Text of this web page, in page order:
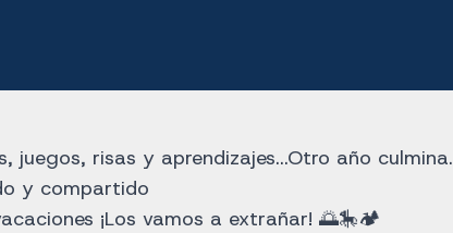
risas y aprendizajes...Otro año culmina.
y compartido
¡Los vamos a extrañar! 🌅🎠🏕️